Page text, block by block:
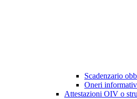
Scadenzario
Oneri
Attestazioni OIV o